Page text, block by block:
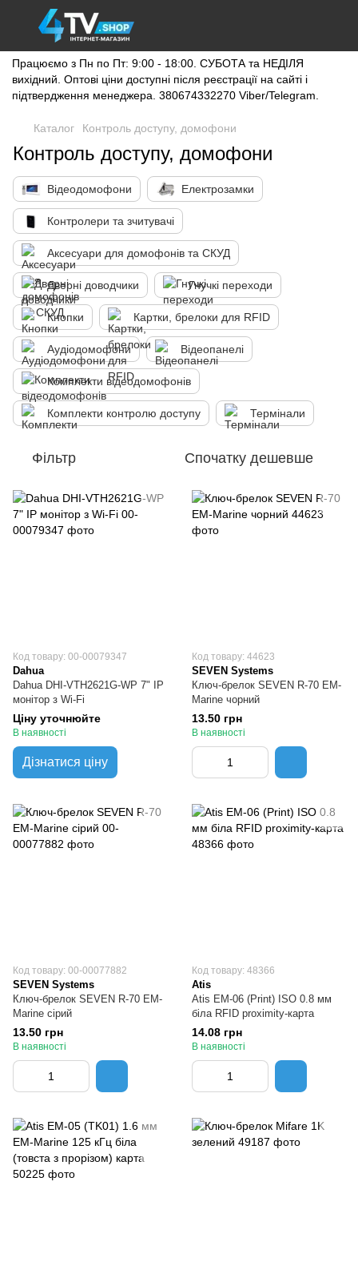
Працюємо з Пн по Пт: 9:00 - 18:00. СУБОТА та НЕДІЛЯ
вихідний. Оптові ціни доступні після реєстрації на сайті і
підтвердження менеджера. 380674332270 Viber/Telegram.
Каталог Контроль доступу, домофони
Контроль доступу, домофони
Відеодомофони Електрозамки
Контролери та зчитувачі
Аксесуари для домофонів та СКУД
Дверні доводчики Гнучкі переходи
Кнопки Картки, брелоки для RFID
Аудіодомофони Відеопанелі
Комплекти відеодомофонів
Комплекти контролю доступу Термінали
Фільтр Спочатку дешевше
Код товару: 00-00079347
Dahua
Dahua DHI-VTH2621G-WP 7" IP
монітор з Wi-Fi
Ціну уточнюйте
В наявності
Дізнатися ціну
Код товару: 44623
SEVEN Systems
Ключ-брелок SEVEN R-70 EM-
Marine чорний
13.50 грн
В наявності
Код товару: 00-00077882
SEVEN Systems
Ключ-брелок SEVEN R-70 EM-
Marine сірий
13.50 грн
В наявності
Код товару: 48366
Atis
Atis EM-06 (Print) ISO 0.8 мм
біла RFID proximity-карта
14.08 грн
В наявності